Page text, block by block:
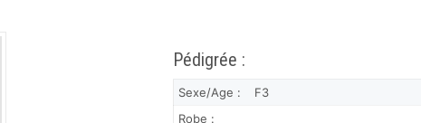
Pédigrée :
Sexe/Age :
F3
Robe :